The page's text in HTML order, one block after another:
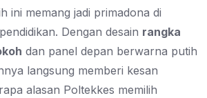
ini memang jadi primadona di
Dengan desain rangka
dan panel depan berwarna putih
langsung memberi kesan
alasan Poltekkes memilih